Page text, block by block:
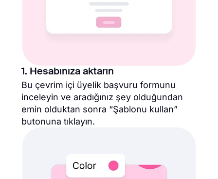
1. Hesabınıza aktarın
Bu çevrim içi üyelik başvuru formunu
inceleyin ve aradığınız şey olduğundan
emin olduktan sonra “Şablonu kullan”
butonuna tıklayın.